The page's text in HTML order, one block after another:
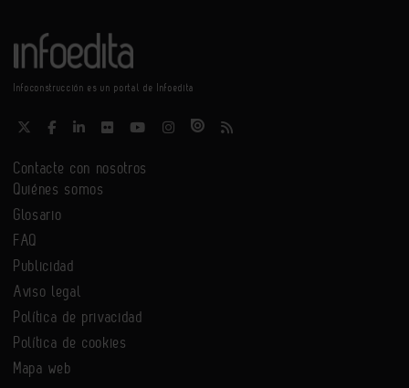
Infoconstrucción es un portal de Infoedita
Contacte con nosotros
Quiénes somos
Glosario
FAQ
Publicidad
Aviso legal
Política de privacidad
Política de cookies
Mapa web